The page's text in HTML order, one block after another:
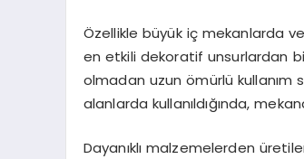
Özellikle büyük iç mekanlarda
en etkili dekoratif unsurlardan
olmadan uzun ömürlü kullanım
alanlarda kullanıldığında,
Dayanıklı malzemelerden